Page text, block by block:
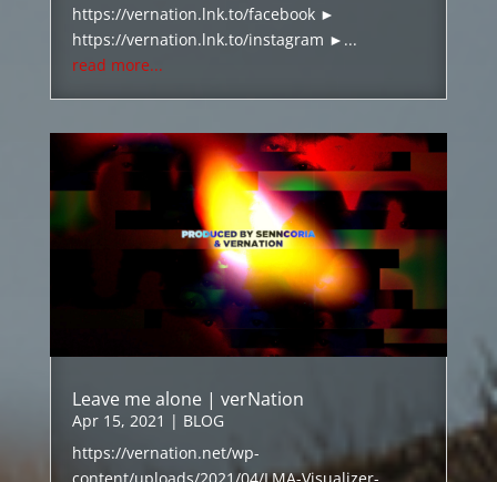
https://vernation.lnk.to/facebook ►
https://vernation.lnk.to/instagram ►...
read more...
Leave me alone | verNation
Apr 15, 2021 | BLOG
https://vernation.net/wp-
content/uploads/2021/04/LMA-Visualizer-